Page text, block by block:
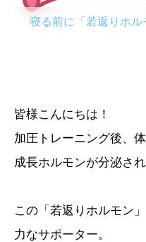
寝る前に「若返りホル
皆様こんにちは！
加圧トレーニング後、
成長ホルモンが分泌さ
この「若返りホルモン
力なサポーター。